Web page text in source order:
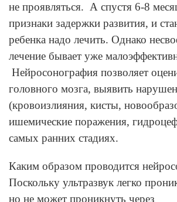
не проявляться. А спустя 6-8
признаки задержки развития, и
ребенка надо лечить. Однако
лечение бывает уже
Нейросонография позволяет
головного мозга, выявить
(кровоизлияния, кисты,
ишемические поражения,
самых ранних стадиях.
Каким образом проводится
Поскольку ультразвук легко
но не может проникнуть через